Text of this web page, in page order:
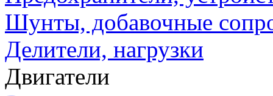
Шунты, добавочные
Делители, нагрузки
Двигатели